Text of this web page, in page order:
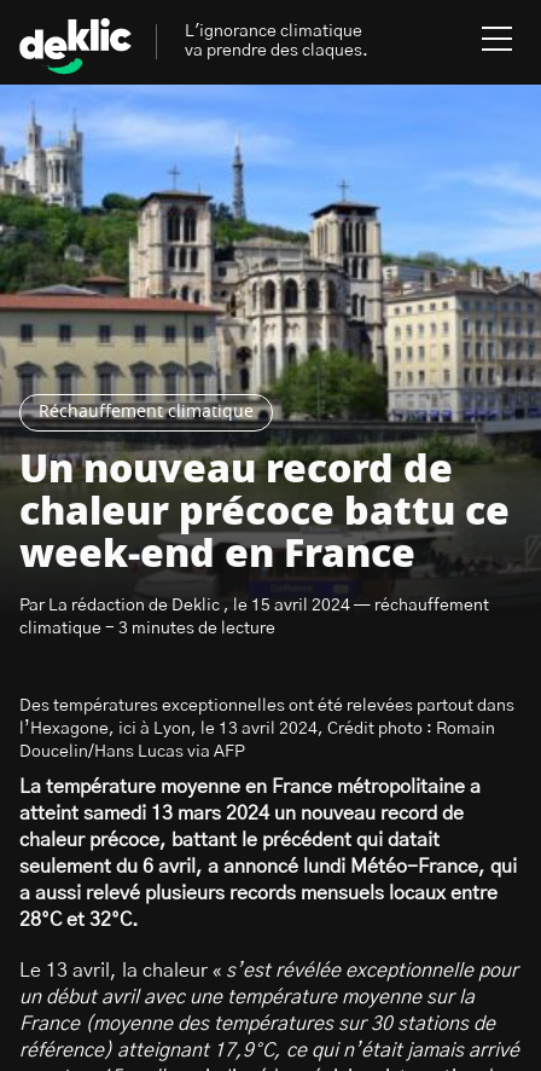
Réchauffement climatique
Un nouveau record de
chaleur précoce battu ce
week-end en France
Par La rédaction de Deklic , le 15 avril 2024 — réchauffement
climatique - 3 minutes de lecture
Des températures exceptionnelles ont été relevées partout dans
l’Hexagone, ici à Lyon, le 13 avril 2024, Crédit photo : Romain
Doucelin/Hans Lucas via AFP
La température moyenne en France métropolitaine a
atteint samedi 13 mars 2024 un nouveau record de
chaleur précoce, battant le précédent qui datait
seulement du 6 avril, a annoncé lundi Météo-France, qui
a aussi relevé plusieurs records mensuels locaux entre
28°C et 32°C.
Le 13 avril, la chaleur « s’est révélée exceptionnelle pour
un début avril avec une température moyenne sur la
France (moyenne des températures sur 30 stations de
référence) atteignant 17,9°C, ce qui n’était jamais arrivé
L'ignorance climatique
va prendre des claques.
Rechercher
:
Environnement
Aides, bons plans & cie
Énergies renouvelables
Mobilités durables
Gestes écologiques
Inspiré.es inspirant.es
S’abonner à la newsletter
Rechercher
Les mots clés les plus
recherchés sur Deklic
Transition Écologique deklic kids
interview Volte-face influenceur.se